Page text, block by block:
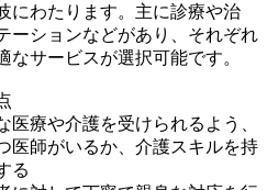
にわたります。主に診療や治
ーションなどがあり、それぞれ
サービスが選択可能です。
療や介護を受けられるよう、
医師がいるか、介護スキルを持
る